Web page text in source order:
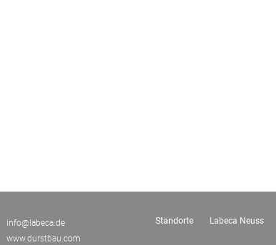
info@labeca.de
www.durstbau.com
Standorte Labeca Neuss